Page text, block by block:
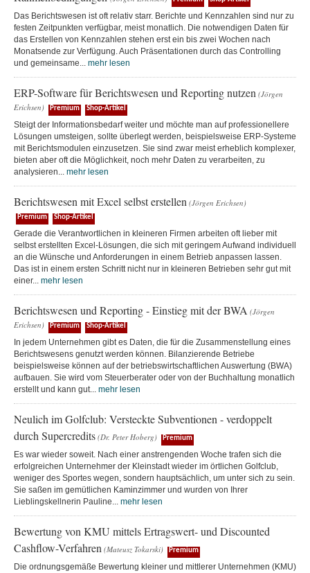
Das Berichtswesen ist oft relativ starr. Berichte und Kennzahlen sind nur zu
festen Zeitpunkten verfügbar, meist monatlich. Die notwendigen Daten für
das Erstellen von Kennzahlen stehen erst ein bis zwei Wochen nach
Monatsende zur Verfügung. Auch Präsentationen durch das Controlling
und gemeinsame... mehr lesen
ERP-Software für Berichtswesen und Reporting nutzen (Jörgen
Erichsen)
Premium Shop-Artikel
Steigt der Informationsbedarf weiter und möchte man auf professionellere
Lösungen umsteigen, sollte überlegt werden, beispielsweise ERP-Systeme
mit Berichtsmodulen einzusetzen. Sie sind zwar meist erheblich komplexer,
bieten aber oft die Möglichkeit, noch mehr Daten zu verarbeiten, zu
analysieren... mehr lesen
Berichtswesen mit Excel selbst erstellen (Jörgen Erichsen)
Premium Shop-Artikel
Gerade die Verantwortlichen in kleineren Firmen arbeiten oft lieber mit
selbst erstellten Excel-Lösungen, die sich mit geringem Aufwand individuell
an die Wünsche und Anforderungen in einem Betrieb anpassen lassen.
Das ist in einem ersten Schritt nicht nur in kleineren Betrieben sehr gut mit
einer... mehr lesen
Berichtswesen und Reporting - Einstieg mit der BWA (Jörgen
Erichsen)
Premium Shop-Artikel
In jedem Unternehmen gibt es Daten, die für die Zusammenstellung eines
Berichtswesens genutzt werden können. Bilanzierende Betriebe
beispielsweise können auf der betriebswirtschaftlichen Auswertung (BWA)
aufbauen. Sie wird vom Steuerberater oder von der Buchhaltung monatlich
erstellt und kann gut... mehr lesen
Neulich im Golfclub: Versteckte Subventionen - verdoppelt
durch Supercredits (Dr. Peter Hoberg) Premium
Es war wieder soweit. Nach einer anstrengenden Woche trafen sich die
erfolgreichen Unternehmer der Kleinstadt wieder im örtlichen Golfclub,
weniger des Sportes wegen, sondern hauptsächlich, um unter sich zu sein.
Sie saßen im gemütlichen Kaminzimmer und wurden von Ihrer
Lieblingskellnerin Pauline... mehr lesen
Bewertung von KMU mittels Ertragswert- und Discounted
Cashflow-Verfahren (Mateusz Tokarski) Premium
Die ordnungsgemäße Bewertung kleiner und mittlerer Unternehmen (KMU)